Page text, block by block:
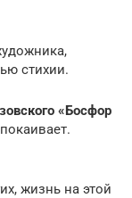
стихии.
«Босфор
жизнь на этой